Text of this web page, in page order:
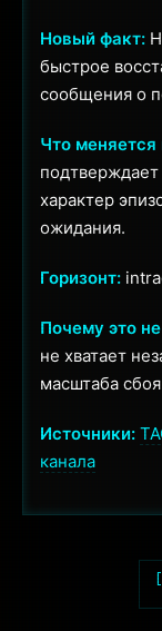
Новый факт:
быстрое
сообщения о
Что меняется
характер
ожидания.
Горизонт:
Почему это
не хватает
масштаба
Источники:
канала